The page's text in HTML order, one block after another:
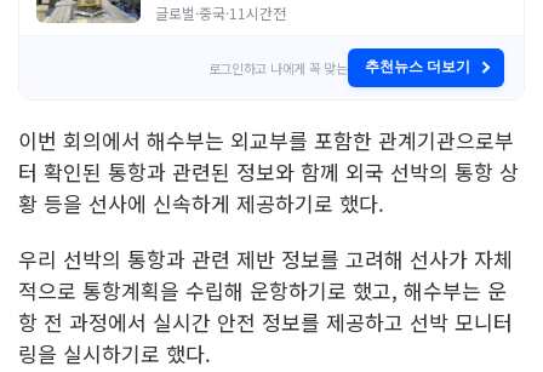
글로벌·중국·11시간전
로그인하고 나에게 꼭 맞는 추천뉴스 더보기
이번 회의에서 해수부는 외교부를 포함한 관계기관으로부
터 확인된 통항과 관련된 정보와 함께 외국 선박의 통항 상
황 등을 선사에 신속하게 제공하기로 했다.
우리 선박의 통항과 관련 제반 정보를 고려해 선사가 자체
적으로 통항계획을 수립해 운항하기로 했고, 해수부는 운
항 전 과정에서 실시간 안전 정보를 제공하고 선박 모니터
링을 실시하기로 했다.